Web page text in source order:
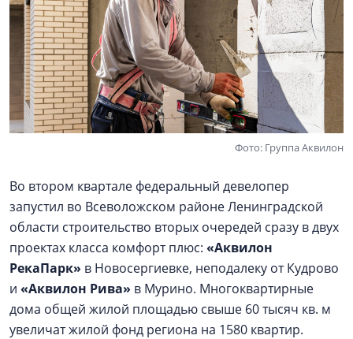
Фото: Группа Аквилон
Во втором квартале федеральный девелопер
запустил во Всеволожском районе Ленинградской
области строительство вторых очередей сразу в двух
проектах класса комфорт плюс: «Аквилон
РекаПарк» в Новосергиевке, неподалеку от Кудрово
и «Аквилон Рива» в Мурино. Многоквартирные
дома общей жилой площадью свыше 60 тысяч кв. м
увеличат жилой фонд региона на 1580 квартир.